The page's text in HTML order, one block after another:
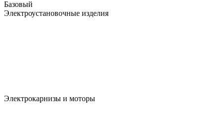
Базовый
Электроустановочные изделия
Электрокарнизы и моторы